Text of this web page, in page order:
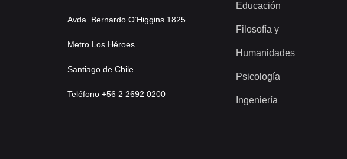
Avda. Bernardo O’Higgins 1825
Metro Los Héroes
Santiago de Chile
Teléfono +56 2 2692 0200
Educación
Filosofía y
Humanidades
Psicología
Ingeniería